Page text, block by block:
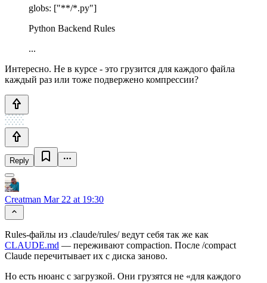
globs: ["**/*.py"]
Python Backend Rules
...
Интересно. Не в курсе - это грузится для каждого файла
каждый раз или тоже подвержено компрессии?
Reply
Creatman Mar 22 at 19:30
Rules-файлы из .claude/rules/ ведут себя так же как
CLAUDE.md — переживают compaction. После /compact
Claude перечитывает их с диска заново.
Но есть нюанс с загрузкой. Они грузятся не «для каждого